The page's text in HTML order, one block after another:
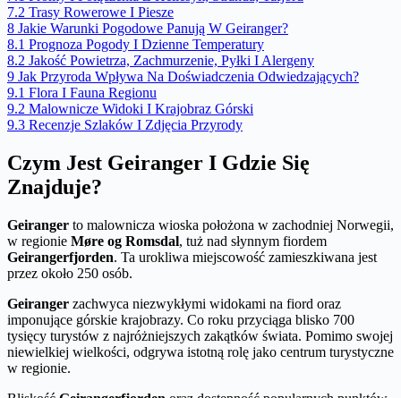
7.2 Trasy Rowerowe I Piesze
8 Jakie Warunki Pogodowe Panują W Geiranger?
8.1 Prognoza Pogody I Dzienne Temperatury
8.2 Jakość Powietrza, Zachmurzenie, Pyłki I Alergeny
9 Jak Przyroda Wpływa Na Doświadczenia Odwiedzających?
9.1 Flora I Fauna Regionu
9.2 Malownicze Widoki I Krajobraz Górski
9.3 Recenzje Szlaków I Zdjęcia Przyrody
Czym Jest Geiranger I Gdzie Się
Znajduje?
Geiranger to malownicza wioska położona w zachodniej Norwegii,
w regionie Møre og Romsdal, tuż nad słynnym fiordem
Geirangerfjorden. Ta urokliwa miejscowość zamieszkiwana jest
przez około 250 osób.
Geiranger zachwyca niezwykłymi widokami na fiord oraz
imponujące górskie krajobrazy. Co roku przyciąga blisko 700
tysięcy turystów z najróżniejszych zakątków świata. Pomimo swojej
niewielkiej wielkości, odgrywa istotną rolę jako centrum turystyczne
w regionie.